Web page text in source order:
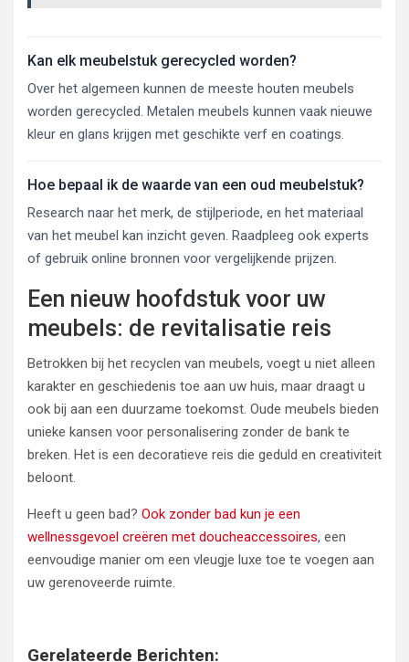
Kan elk meubelstuk gerecycled worden?
Over het algemeen kunnen de meeste houten meubels
worden gerecycled. Metalen meubels kunnen vaak nieuwe
kleur en glans krijgen met geschikte verf en coatings.
Hoe bepaal ik de waarde van een oud meubelstuk?
Research naar het merk, de stijlperiode, en het materiaal
van het meubel kan inzicht geven. Raadpleeg ook experts
of gebruik online bronnen voor vergelijkende prijzen.
Een nieuw hoofdstuk voor uw
meubels: de revitalisatie reis
Betrokken bij het recyclen van meubels, voegt u niet alleen
karakter en geschiedenis toe aan uw huis, maar draagt u
ook bij aan een duurzame toekomst. Oude meubels bieden
unieke kansen voor personalisering zonder de bank te
breken. Het is een decoratieve reis die geduld en creativiteit
beloont.
Heeft u geen bad? Ook zonder bad kun je een
wellnessgevoel creëren met doucheaccessoires, een
eenvoudige manier om een vleugje luxe toe te voegen aan
uw gerenoveerde ruimte.
Gerelateerde Berichten: